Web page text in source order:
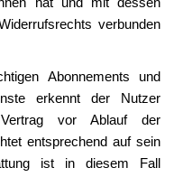
verbunden
Abonnements und
erkennt der Nutzer
vor Ablauf der
entsprechend auf sein
ist in diesem Fall